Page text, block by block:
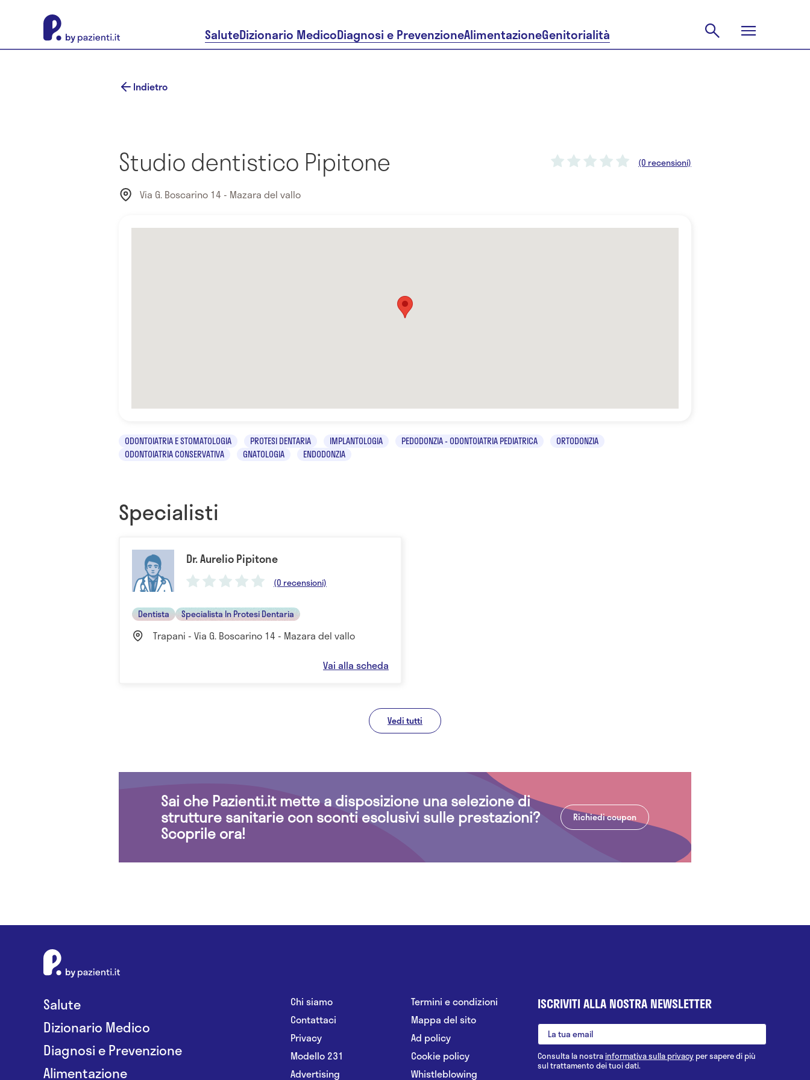
SaluteDizionario MedicoDiagnosi e PrevenzioneAlimentazioneGenitorialità
Indietro
Studio dentistico Pipitone (0 recensioni)
Via G. Boscarino 14 - Mazara del vallo
ODONTOIATRIA E STOMATOLOGIA PROTESI DENTARIA IMPLANTOLOGIA PEDODONZIA - ODONTOIATRIA PEDIATRICA
ORTODONZIA
ODONTOIATRIA CONSERVATIVA
GNATOLOGIA ENDODONZIA
Specialisti
Dr. Aurelio Pipitone
(0 recensioni)
Dentista Specialista In Protesi Dentaria
Trapani - Via G. Boscarino 14 - Mazara del vallo
Vai alla scheda
Vedi tutti
Sai che Pazienti.it mette a disposizione una selezione di
strutture sanitarie con sconti esclusivi sulle prestazioni?
Scoprile ora!
Richiedi coupon
Salute
Dizionario Medico
Diagnosi e Prevenzione
Alimentazione
Chi siamo
Contattaci
Privacy
Modello 231
Advertising
Termini e condizioni
Mappa del sito
Ad policy
Cookie policy
Whistleblowing
ISCRIVITI ALLA NOSTRA NEWSLETTER
Consulta la nostrainformativa sulla privacy per sapere di più
sul trattamento dei tuoi dati.